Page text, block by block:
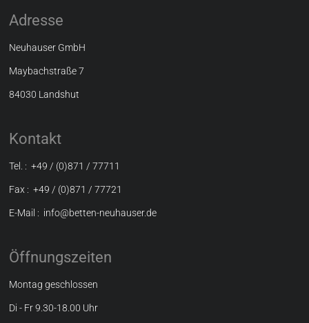
Adresse
Neuhauser GmbH
Maybachstraße 7
84030 Landshut
Kontakt
Tel. : +49 / (0)871 / 77711
Fax : +49 / (0)871 / 77721
E-Mail : info@betten-neuhauser.de
Öffnungszeiten
Montag geschlossen
Di - Fr 9.30-18.00 Uhr